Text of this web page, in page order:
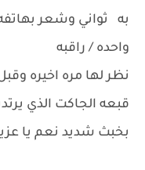
به ثواني وشعر
واحده / راقبه
نظر لها مره اخيره
قبعه الجاكت الذي
بخبث شديد نعم يا